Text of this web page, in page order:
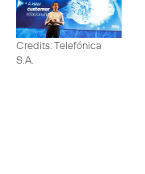
Credits: Telefónica
S.A.